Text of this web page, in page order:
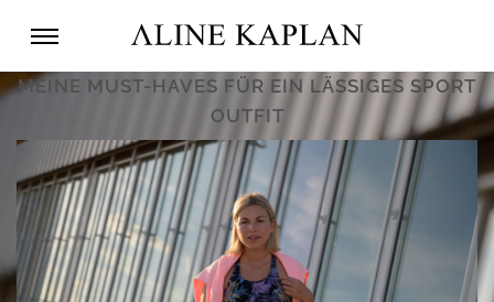
MEINE MUST-HAVES FÜR EIN LÄSSIGES SPORT
OUTFIT